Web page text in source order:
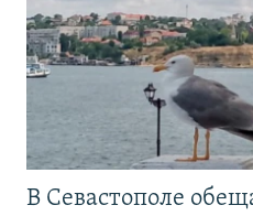
В Севастополе